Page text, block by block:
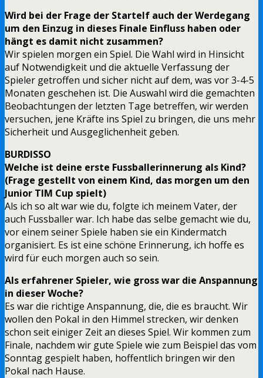
Wird bei der Frage der Startelf auch der Werdegang
um den Einzug in dieses Finale Einfluss haben oder
hängt es damit nicht zusammen?
Wir spielen morgen ein Spiel. Die Wahl wird in Hinsicht
auf Notwendigkeit und die aktuelle Verfassung der
Spieler getroffen und sicher nicht auf dem, was vor 3-4-5
Monaten geschehen ist. Die Auswahl wird die gemachten
Beobachtungen der letzten Tage betreffen, wir werden
versuchen, jene Kräfte ins Spiel zu bringen, die uns mehr
Sicherheit und Ausgeglichenheit geben.
BURDISSO
Welche ist deine erste Fussballerinnerung als Kind?
(Frage gestellt von einem Kind, das morgen um den
Junior TIM Cup spielt)
Als ich so alt war wie du, folgte ich meinem Vater, der
auch Fussballer war. Ich habe das selbe gemacht wie du,
vor einem seiner Spiele haben sie ein Kindermatch
organisiert. Es ist eine schöne Erinnerung, ich hoffe es
wird für euch morgen auch so sein.
Als erfahrener Spieler, wie gross war die Anspannung
in dieser Woche?
Es war die richtige Anspannung, die, die es braucht. Wir
wollen den Pokal in den Himmel strecken, wir denken
schon seit einiger Zeit an dieses Spiel. Wir kommen zum
Finale, nachdem wir gute Spiele wie zum Beispiel das vom
Sonntag gespielt haben, hoffentlich bringen wir den
Pokal nach Hause.